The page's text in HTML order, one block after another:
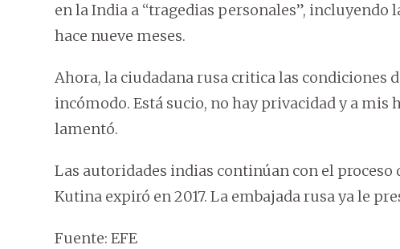
en la India a “tragedias personales”, incluyendo
hace nueve meses.
Ahora, la ciudadana rusa critica las condiciones
incómodo. Está sucio, no hay privacidad y a mis
lamentó.
Las autoridades indias continúan con el proceso
Kutina expiró en 2017. La embajada rusa ya le
Fuente: EFE